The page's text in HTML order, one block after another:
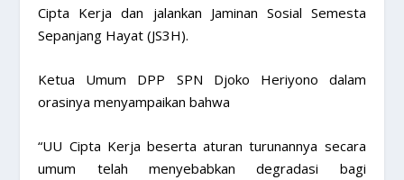
Cipta Kerja dan jalankan Jaminan Sosial Semesta
Sepanjang Hayat (JS3H).
Ketua Umum DPP SPN Djoko Heriyono dalam
orasinya menyampaikan bahwa
“UU Cipta Kerja beserta aturan turunannya secara
umum telah menyebabkan degradasi bagi